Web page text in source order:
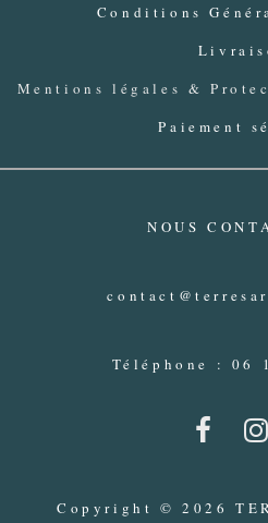
Conditions
Mentions légales &
Paiement
NOUS
Téléphone : 06
Copyright © 2026